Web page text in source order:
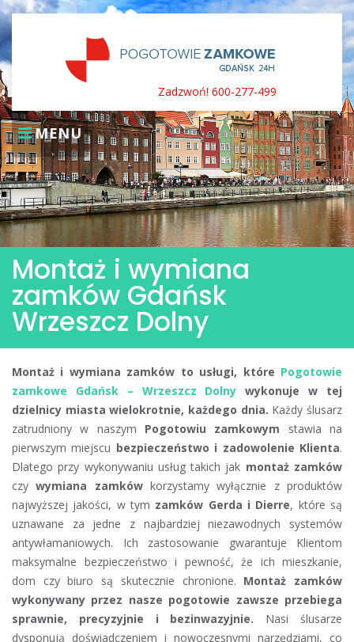
Skip
to
content
Zadzwoń! 600-277-499
MENU
Montaż i wymiana
zamków Gdańsk
Wrzeszcz Dolny
Montaż i wymiana zamków to usługi, które Pogotowie
zamkowe Gdańsk – Wrzeszcz Dolny wykonuje w tej
dzielnicy miasta wielokrotnie, każdego dnia. Każdy ślusarz
zatrudniony w naszym Pogotowiu zamkowym stawia na
pierwszym miejscu bezpieczeństwo i zadowolenie Klienta.
Dlatego przy wykonywaniu usług takich jak montaż zamków
czywymiana zamkówkorzystamy wyłącznie z produktów
najwyższej jakości, w tym zamków Gerda i Dierre, które są
uznawane za jedne z najbardziej niezawodnych systemów
antywłamaniowych. Ich zastosowanie gwarantuje Klientom
maksymalne bezpieczeństwo i pewność, że ich mieszkanie,
dom czy biuro są skutecznie chronione. Montaż zamków
wykonywany przez nasze pogotowie zawsze przebiega
sprawnie, precyzyjnie i bezinwazyjnie. Nasi ślusarze
dysponują doświadczeniem i nowoczesnymi narzędziami, co